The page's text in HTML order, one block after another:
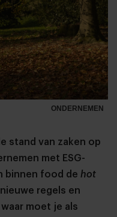
ONDERNEMEN
stand van zaken op
met ESG-
binnen food de hot
regels en
moet je als